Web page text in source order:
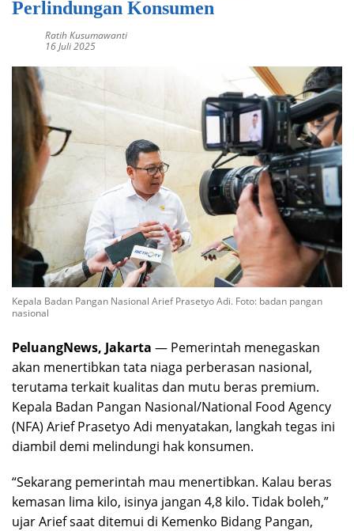
Perlindungan Konsumen
Ratih Kusumawanti
16 Juli 2025
Kepala Badan Pangan Nasional Arief Prasetyo Adi. Foto: badan pangan
nasional
PeluangNews, Jakarta — Pemerintah menegaskan
akan menertibkan tata niaga perberasan nasional,
terutama terkait kualitas dan mutu beras premium.
Kepala Badan Pangan Nasional/National Food Agency
(NFA) Arief Prasetyo Adi menyatakan, langkah tegas ini
diambil demi melindungi hak konsumen.
“Sekarang pemerintah mau menertibkan. Kalau beras
kemasan lima kilo, isinya jangan 4,8 kilo. Tidak boleh,”
ujar Arief saat ditemui di Kemenko Bidang Pangan,